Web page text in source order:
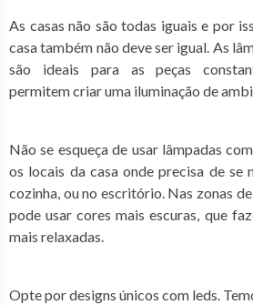
As casas não são todas iguais e por
casa também não deve ser igual. As
são ideais para as peças
permitem criar uma iluminação de
Não se esqueça de usar lâmpadas
os locais da casa onde precisa de se
cozinha, ou no escritório. Nas zonas
pode usar cores mais escuras, que
mais relaxadas.
Opte por designs únicos com leds.